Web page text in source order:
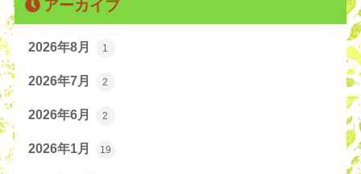
アーカイブ
2026年8月 1
2026年7月 2
2026年6月 2
2026年1月 19